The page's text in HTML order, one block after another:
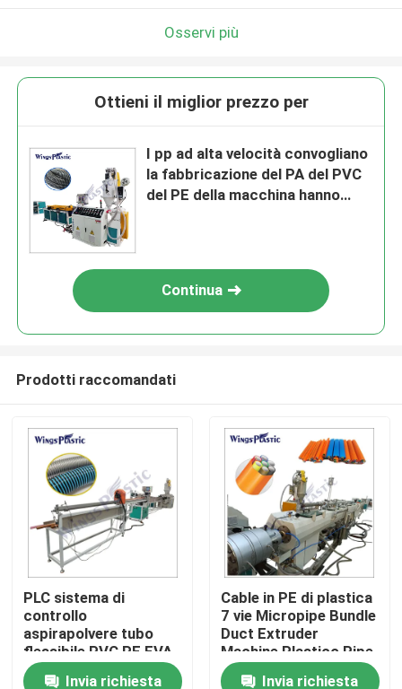
Casa
Prodotti
Circa noi
Osservi più
Ottieni il miglior prezzo per
I pp ad alta velocità convogliano
la fabbricazione del PA del PVC
del PE della macchina hanno
Continua
Prodotti raccomandati
PLC sistema di
controllo
aspirapolvere tubo
flessibile PVC PE EVA
tubo di plastica
Invia richiesta
Cable in PE di plastica
7 vie Micropipe Bundle
Duct Extruder
Machine Plastico Pipe
Extrusion Machine
Invia richiesta